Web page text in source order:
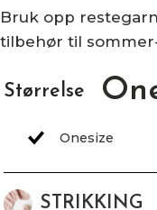
Bruk opp
tilbehør til
Størrelse
STRIKKING